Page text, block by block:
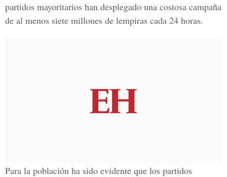
partidos mayoritarios han desplegado una costosa campaña
de al menos siete millones de lempiras cada 24 horas.
Para la población ha sido evidente que los partidos